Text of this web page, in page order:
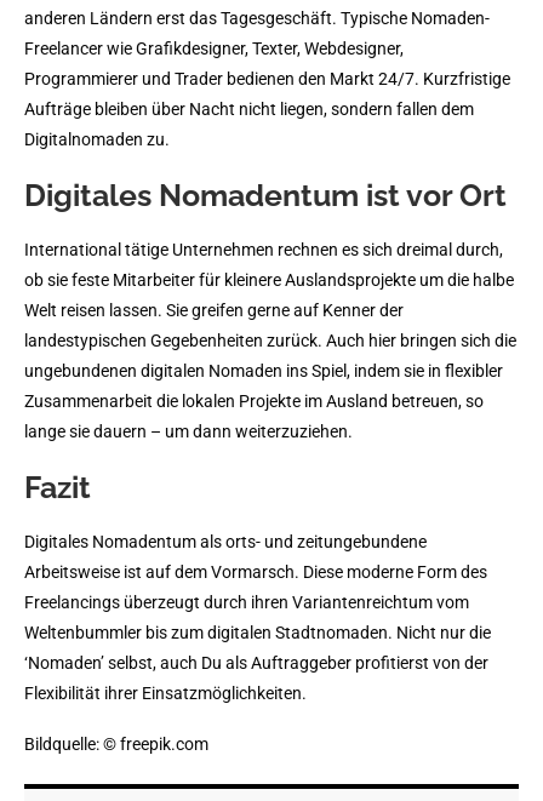
anderen Ländern erst das Tagesgeschäft. Typische Nomaden-
Freelancer wie Grafikdesigner, Texter, Webdesigner,
Programmierer und Trader bedienen den Markt 24/7. Kurzfristige
Aufträge bleiben über Nacht nicht liegen, sondern fallen dem
Digitalnomaden zu.
Digitales Nomadentum ist vor Ort
International tätige Unternehmen rechnen es sich dreimal durch,
ob sie feste Mitarbeiter für kleinere Auslandsprojekte um die halbe
Welt reisen lassen. Sie greifen gerne auf Kenner der
landestypischen Gegebenheiten zurück. Auch hier bringen sich die
ungebundenen digitalen Nomaden ins Spiel, indem sie in flexibler
Zusammenarbeit die lokalen Projekte im Ausland betreuen, so
lange sie dauern – um dann weiterzuziehen.
Fazit
Digitales Nomadentum als orts- und zeitungebundene
Arbeitsweise ist auf dem Vormarsch. Diese moderne Form des
Freelancings überzeugt durch ihren Variantenreichtum vom
Weltenbummler bis zum digitalen Stadtnomaden. Nicht nur die
‘Nomaden’ selbst, auch Du als Auftraggeber profitierst von der
Flexibilität ihrer Einsatzmöglichkeiten.
Bildquelle: © freepik.com